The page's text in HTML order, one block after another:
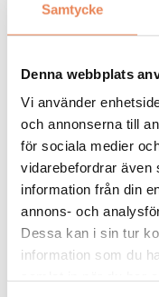
Samtycke
Denna webbplats
Vi använder
och annonserna till
för sociala medier
vidarebefordrar även
information från din
annons- och
Dessa kan i sin tur
information som du
General
Arbetsgivare:
Placeringsort: Falun
Sista
LÄS MER